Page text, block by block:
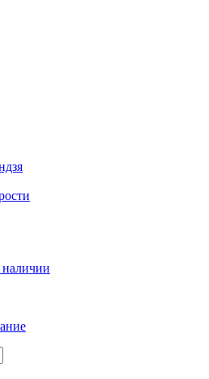
наличии